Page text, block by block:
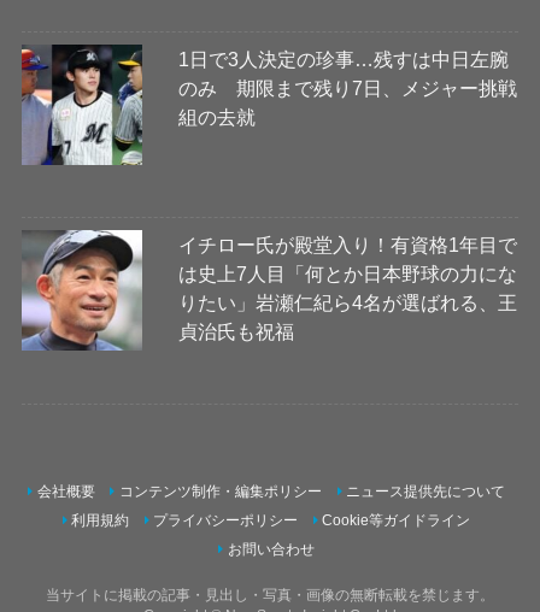
1日で3人決定の珍事…残すは中日左腕
のみ 期限まで残り7日、メジャー挑戦
組の去就
イチロー氏が殿堂入り！有資格1年目で
は史上7人目「何とか日本野球の力にな
りたい」岩瀬仁紀ら4名が選ばれる、王
貞治氏も祝福
会社概要 コンテンツ制作・編集ポリシー
ニュース提供先について
利用規約
プライバシーポリシー
Cookie等ガイドライン
お問い合わせ
当サイトに掲載の記事・見出し・写真・画像の無断転載を禁じます。